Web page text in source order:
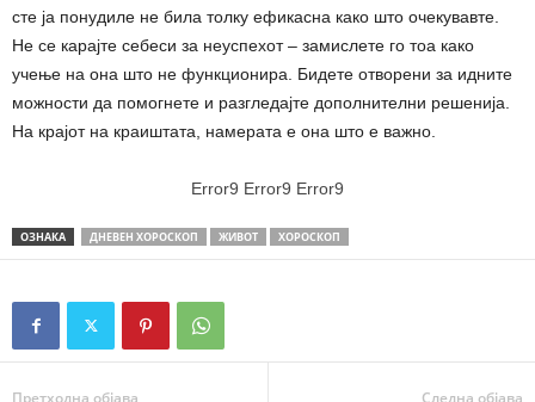
сте ја понудиле не била толку ефикасна како што очекувавте.
Не се карајте себеси за неуспехот – замислете го тоа како
учење на она што не функционира. Бидете отворени за идните
можности да помогнете и разгледајте дополнителни решенија.
На крајот на краиштата, намерата е она што е важно.
Error9 Error9 Error9
ОЗНАКА ДНЕВЕН ХОРОСКОП ЖИВОТ ХОРОСКОП